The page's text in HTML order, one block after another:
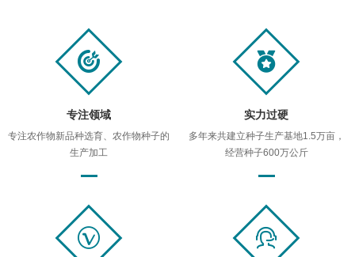
专注领域
专注农作物新品种选育、农作物种子的
生产加工
实力过硬
多年来共建立种子生产基地1.5万亩，
经营种子600万公斤